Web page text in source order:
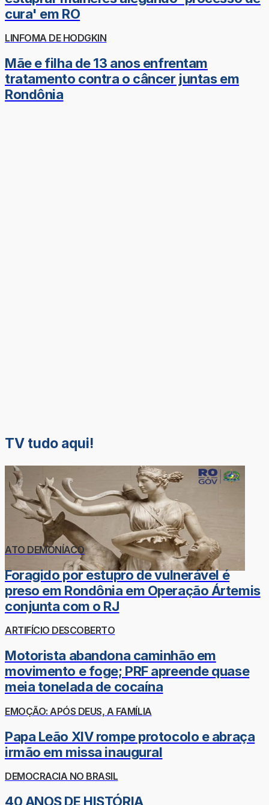
cura' em RO
LINFOMA DE HODGKIN
Mãe e filha de 13 anos enfrentam
tratamento contra o câncer juntas em
Rondônia
TV tudo aqui!
ATO DEMONÍACO
Foragido por estupro de vulnerável é
preso em Rondônia em Operação Ártemis
conjunta com o RJ
ARTIFÍCIO DESCOBERTO
Motorista abandona caminhão em
movimento e foge; PRF apreende quase
meia tonelada de cocaína
EMOÇÃO: APÓS DEUS, A FAMÍLIA
Papa Leão XIV rompe protocolo e abraça
irmão em missa inaugural
DEMOCRACIA NO BRASIL
40 ANOS DE HISTÓRIA